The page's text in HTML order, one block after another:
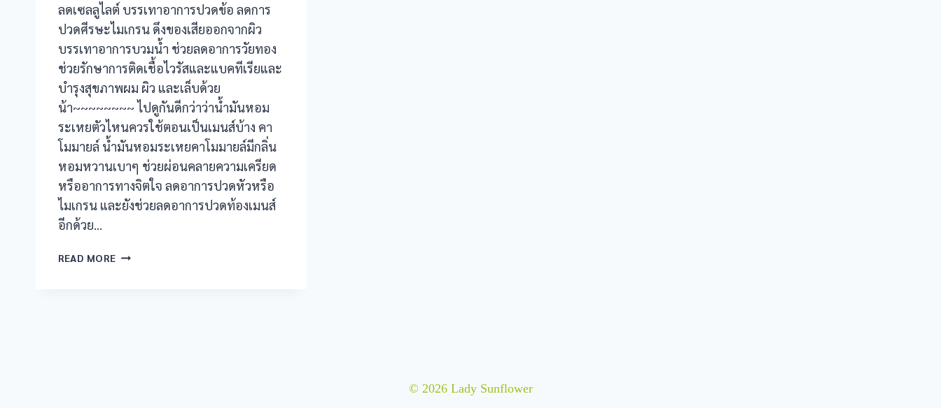
panel
panel
panel
panel
panel
panel
ลดเซลลูไลต์ บรรเทาอาการปวดข้อ ลดการ
ปวดศีรษะไมเกรน ดึงของเสียออกจากผิว
บรรเทาอาการบวมน้ำ ช่วยลดอาการวัยทอง
ช่วยรักษาการติดเชื้อไวรัสและแบคทีเรียและ
บำรุงสุขภาพผม ผิว และเล็บด้วย
น้า~~~~~~~~ ไปดูกันดีกว่าว่าน้ำมันหอม
ระเหยตัวไหนควรใช้ตอนเป็นเมนส์บ้าง คา
โมมายล์ น้ำมันหอมระเหยคาโมมายล์มีกลิ่น
หอมหวานเบาๆ ช่วยผ่อนคลายความเครียด
หรืออาการทางจิตใจ ลดอาการปวดหัวหรือ
ไมเกรน และยังช่วยลดอาการปวดท้องเมนส์
อีกด้วย…
READ MOREน้ำมัน
© 2026 Lady Sunflower